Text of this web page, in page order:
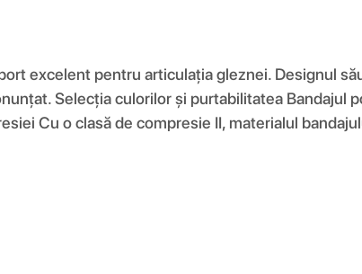
excelent pentru articulația gleznei. Designul
Selecția culorilor și purtabilitatea Bandajul
Cu o clasă de compresie II, materialul